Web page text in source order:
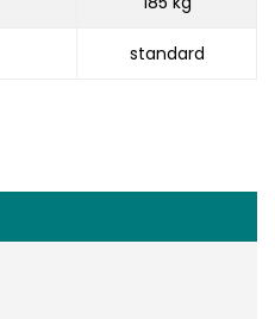
standard